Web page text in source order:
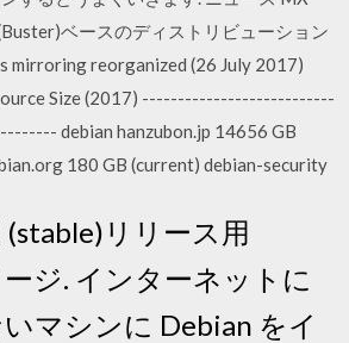
ベースのディストリビューション
mirroring reorganized (26 July 2017)
Size (2017) ---------------------------
debian hanzubon.jp 14656 GB
180 GB (current) debian-security
リリース用
ジ. インターネットに
マシンに Debian をイ